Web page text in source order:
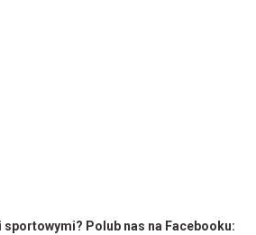
Polub nas na Facebooku: